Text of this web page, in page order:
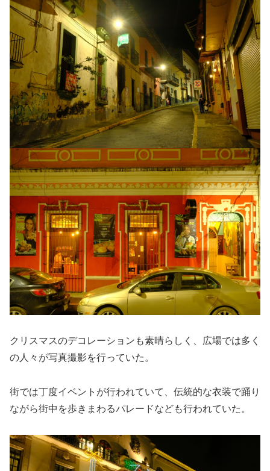
クリスマスのデコレーションも素晴らしく、広場では多く
の人々が写真撮影を行っていた。
街では丁度イベントが行われていて、伝統的な衣装で踊り
ながら街中を歩きまわるパレードなども行われていた。